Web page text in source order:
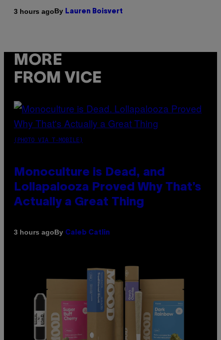
3 hours agoBy Lauren Boisvert
MORE
FROM VICE
(PHOTO VIA T-MOBILE)
Monoculture is Dead, and
Lollapalooza Proved Why That’s
Actually a Great Thing
3 hours agoBy Caleb Catlin